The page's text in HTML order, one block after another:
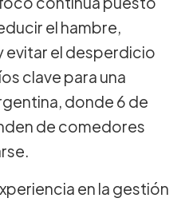
el hambre,
evitar el desperdicio
clave para una
donde 6 de
de comedores
en la gestión